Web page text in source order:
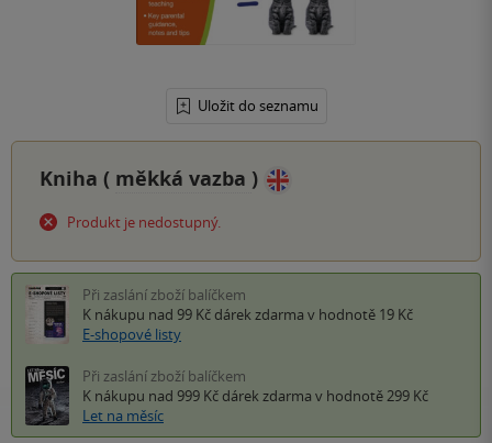
Uložit do seznamu
Kniha ( měkká vazba )
Produkt je nedostupný.
Při zaslání zboží balíčkem
K nákupu nad 99 Kč dárek zdarma v hodnotě 19 Kč
E-shopové listy
Při zaslání zboží balíčkem
K nákupu nad 999 Kč dárek zdarma v hodnotě 299 Kč
Let na měsíc